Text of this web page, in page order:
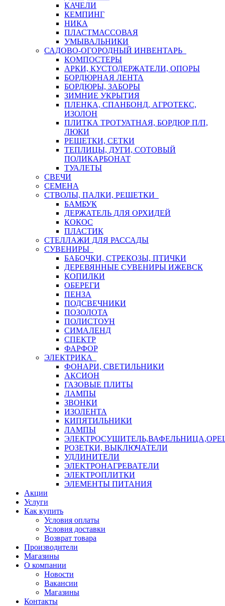
КАЧЕЛИ
КЕМПИНГ
НИКА
ПЛАСТМАССОВАЯ
УМЫВАЛЬНИКИ
САДОВО-ОГОРОДНЫЙ ИНВЕНТАРЬ
КОМПОСТЕРЫ
АРКИ, КУСТОДЕРЖАТЕЛИ, ОПОРЫ
БОРДЮРНАЯ ЛЕНТА
БОРДЮРЫ, ЗАБОРЫ
ЗИМНИЕ УКРЫТИЯ
ПЛЕНКА, СПАНБОНД, АГРОТЕКС,
ИЗОЛОН
ПЛИТКА ТРОТУАТНАЯ, БОРДЮР П/П,
ЛЮКИ
РЕШЕТКИ, СЕТКИ
ТЕПЛИЦЫ, ДУГИ, СОТОВЫЙ
ПОЛИКАРБОНАТ
ТУАЛЕТЫ
СВЕЧИ
СЕМЕНА
СТВОЛЫ, ПАЛКИ, РЕШЕТКИ
БАМБУК
ДЕРЖАТЕЛЬ ДЛЯ ОРХИДЕЙ
КОКОС
ПЛАСТИК
СТЕЛЛАЖИ ДЛЯ РАССАДЫ
СУВЕНИРЫ
БАБОЧКИ, СТРЕКОЗЫ, ПТИЧКИ
ДЕРЕВЯННЫЕ СУВЕНИРЫ ИЖЕВСК
КОПИЛКИ
ОБЕРЕГИ
ПЕНЗА
ПОДСВЕЧНИКИ
ПОЗОЛОТА
ПОЛИСТОУН
СИМАЛЕНД
СПЕКТР
ФАРФОР
ЭЛЕКТРИКА
ФОНАРИ, СВЕТИЛЬНИКИ
АКСИОН
ГАЗОВЫЕ ПЛИТЫ
ЛАМПЫ
ЗВОНКИ
ИЗОЛЕНТА
КИПЯТИЛЬНИКИ
ЛАМПЫ
РОЗЕТКИ, ВЫКЛЮЧАТЕЛИ
УДЛИНИТЕЛИ
ЭЛЕКТРОНАГРЕВАТЕЛИ
ЭЛЕКТРОПЛИТКИ
ЭЛЕМЕНТЫ ПИТАНИЯ
Акции
Услуги
Как купить
Условия оплаты
Условия доставки
Возврат товара
Производители
Магазины
О компании
Новости
Вакансии
Магазины
Контакты